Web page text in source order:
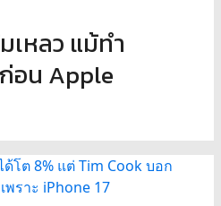
เหลว แม้ทำ
อน Apple